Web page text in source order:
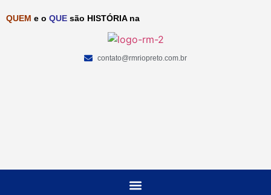
QUEM e o QUE são HISTÓRIA na
contato@rmriopreto.com.br